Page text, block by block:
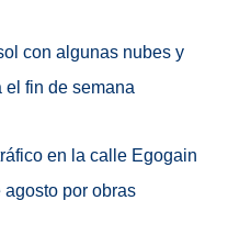
con algunas nubes y
el fin de semana
en la calle Egogain
por obras